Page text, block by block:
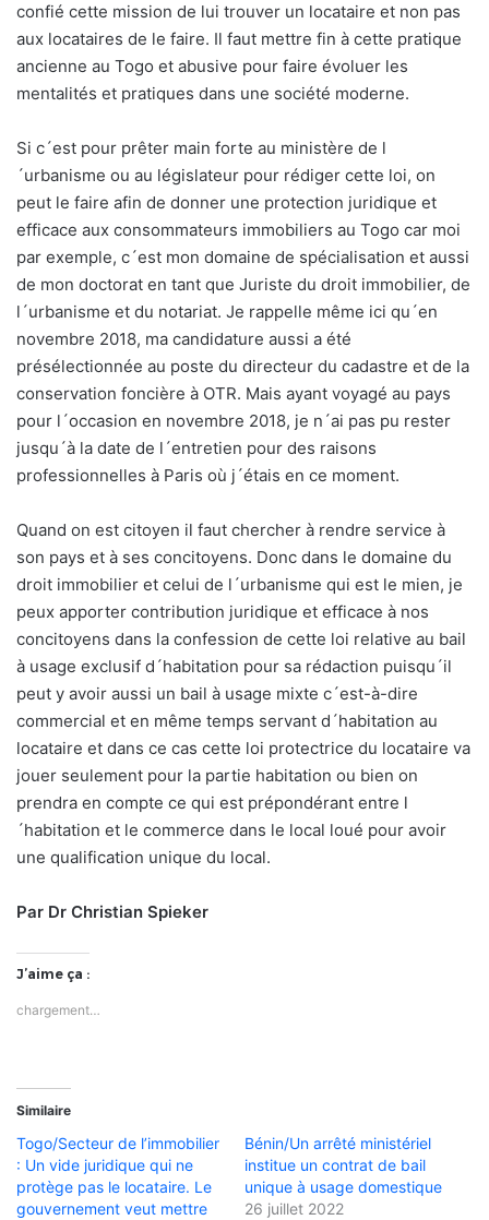
confié cette mission de lui trouver un locataire et non pas
aux locataires de le faire. Il faut mettre fin à cette pratique
ancienne au Togo et abusive pour faire évoluer les
mentalités et pratiques dans une société moderne.
Si c´est pour prêter main forte au ministère de l
´urbanisme ou au législateur pour rédiger cette loi, on
peut le faire afin de donner une protection juridique et
efficace aux consommateurs immobiliers au Togo car moi
par exemple, c´est mon domaine de spécialisation et aussi
de mon doctorat en tant que Juriste du droit immobilier, de
l´urbanisme et du notariat. Je rappelle même ici qu´en
novembre 2018, ma candidature aussi a été
présélectionnée au poste du directeur du cadastre et de la
conservation foncière à OTR. Mais ayant voyagé au pays
pour l´occasion en novembre 2018, je n´ai pas pu rester
jusqu´à la date de l´entretien pour des raisons
professionnelles à Paris où j´étais en ce moment.
Quand on est citoyen il faut chercher à rendre service à
son pays et à ses concitoyens. Donc dans le domaine du
droit immobilier et celui de l´urbanisme qui est le mien, je
peux apporter contribution juridique et efficace à nos
concitoyens dans la confession de cette loi relative au bail
à usage exclusif d´habitation pour sa rédaction puisqu´il
peut y avoir aussi un bail à usage mixte c´est-à-dire
commercial et en même temps servant d´habitation au
locataire et dans ce cas cette loi protectrice du locataire va
jouer seulement pour la partie habitation ou bien on
prendra en compte ce qui est prépondérant entre l
´habitation et le commerce dans le local loué pour avoir
une qualification unique du local.
Par Dr Christian Spieker
J’aime ça :
chargement…
Similaire
Togo/Secteur de l’immobilier
: Un vide juridique qui ne
protège pas le locataire. Le
gouvernement veut mettre
Bénin/Un arrêté ministériel
institue un contrat de bail
unique à usage domestique
26 juillet 2022